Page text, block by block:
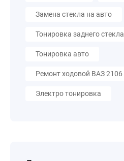
Замена стекла на авто
Тонировка заднего стекла
Тонировка авто
Ремонт ходовой ВАЗ 2106
Электро тонировка